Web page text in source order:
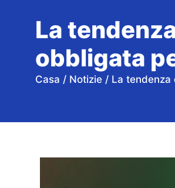
La
obbligata
Casa / Notizie / La